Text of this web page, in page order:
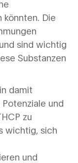
könnten. Die
sind wichtig
Substanzen
damit
und
zu
wichtig, sich
und